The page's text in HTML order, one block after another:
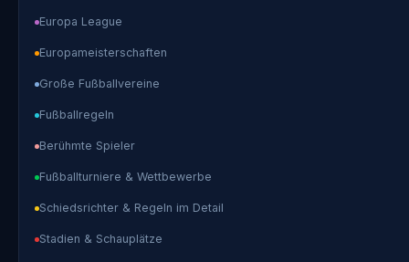
Europa League
Europameisterschaften
Große Fußballvereine
Fußballregeln
Berühmte Spieler
Fußballturniere & Wettbewerbe
Schiedsrichter & Regeln im Detail
Stadien & Schauplätze